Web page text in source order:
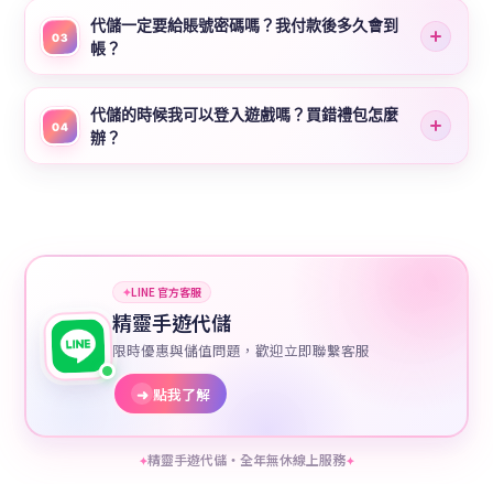
03
代儲一定要給賬號密碼嗎？我付款後多久會到
帳？
04
代儲的時候我可以登入遊戲嗎？買錯禮包怎麼
辦？
✦LINE 官方客服
精靈手遊代儲
限時優惠與儲值問題，歡迎立即聯繫客服
➜ 點我了解
✦精靈手遊代儲・全年無休線上服務✦